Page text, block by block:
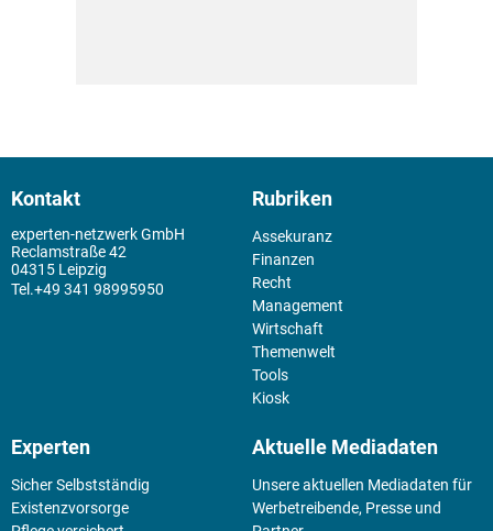
Kontakt
experten-netzwerk GmbH
Reclamstraße 42
04315 Leipzig
+49 341 98995950
Rubriken
Assekuranz
Finanzen
Recht
Management
Wirtschaft
Themenwelt
Tools
Kiosk
Experten
Sicher Selbstständig
Existenz­vorsorge
Aktuelle Mediadaten
Unsere aktuellen Mediadaten für
Werbetreibende, Presse und